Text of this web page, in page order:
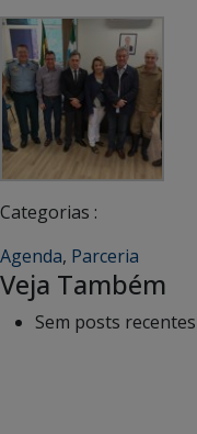
Categorias :
Agenda, Parceria
Veja Também
Sem posts